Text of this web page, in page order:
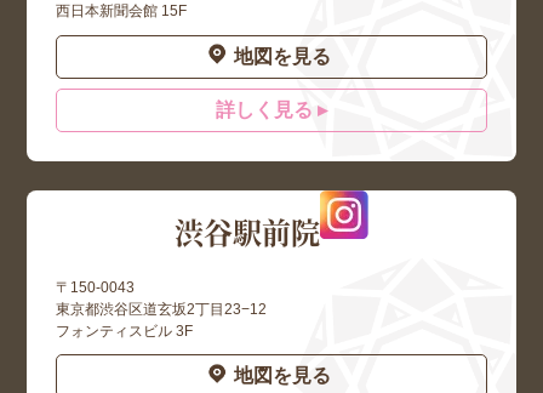
西日本新聞会館 15F
地図を見る
詳しく見る ▸
渋谷駅前院
〒150-0043
東京都渋谷区道玄坂2丁目23−12
フォンティスビル 3F
地図を見る